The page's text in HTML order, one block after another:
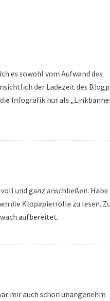
es sowohl vom Aufwand des
der Ladezeit des
Infografik nur als
und ganz anschließen. Habe
die Klopapierrolle zu lesen.
aufbereitet.
mir auch schon unangenehm